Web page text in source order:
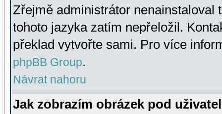
Zřejmě administrátor nenainstaloval
tohoto jazyka zatím nepřeložil.
překlad vytvořte sami. Pro více
phpBB Group.
Návrat nahoru
Jak zobrazím obrázek pod